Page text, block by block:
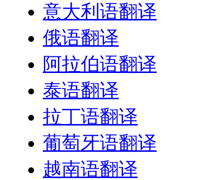
意大利语翻译
俄语翻译
阿拉伯语翻译
泰语翻译
拉丁语翻译
葡萄牙语翻译
越南语翻译